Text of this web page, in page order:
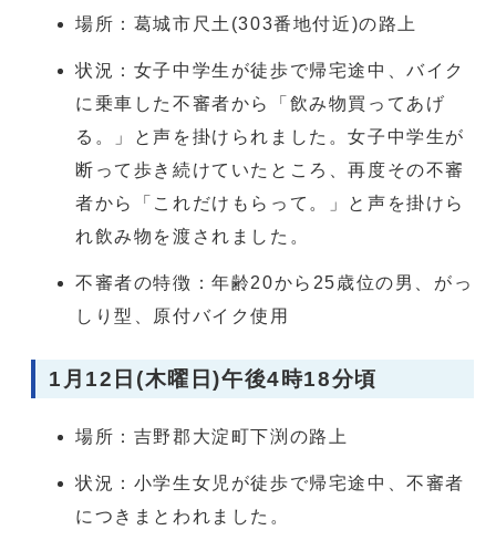
場所：葛城市尺土(303番地付近)の路上
状況：女子中学生が徒歩で帰宅途中、バイク
に乗車した不審者から「飲み物買ってあげ
る。」と声を掛けられました。女子中学生が
断って歩き続けていたところ、再度その不審
者から「これだけもらって。」と声を掛けら
れ飲み物を渡されました。
不審者の特徴：年齢20から25歳位の男、がっ
しり型、原付バイク使用
1月12日(木曜日)午後4時18分頃
場所：吉野郡大淀町下渕の路上
状況：小学生女児が徒歩で帰宅途中、不審者
につきまとわれました。